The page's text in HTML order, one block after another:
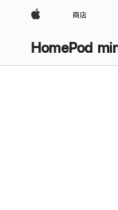
Apple 商店
HomePod